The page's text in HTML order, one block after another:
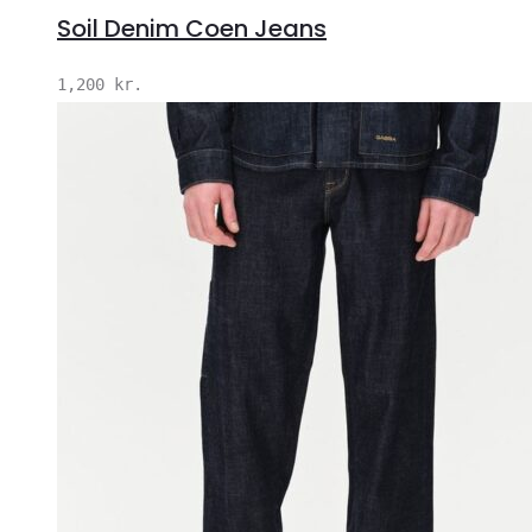
Soil Denim Coen Jeans
1,200 kr.